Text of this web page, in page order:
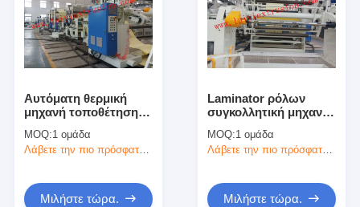
Αυτόματη θερμική
μηχανή τοποθέτησης
πλαισιωμένη διπλάσιο
για τα έγγραφα
MOQ:1 ομάδα
Λάβετε την πιο πρόσφατη τιμή
Μιλήστε τώρα.
Laminator ρόλων
συγκολλητική μηχανή
μηχανική πλαστική
μηχανή
MOQ:1 ομάδα
Λάβετε την πιο πρόσφατη τιμή
Μιλήστε τώρα.